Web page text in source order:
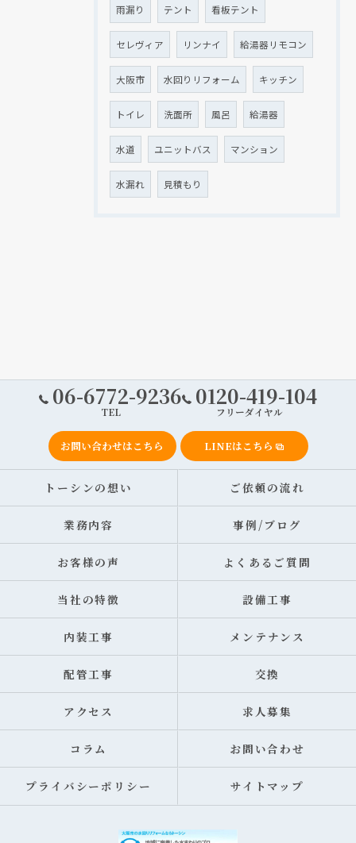
雨漏り テント 看板テント
セレヴィア リンナイ 給湯器リモコン
大阪市 水回りリフォーム キッチン
トイレ 洗面所 風呂 給湯器
水道 ユニットバス マンション
水漏れ 見積もり
06-6772-9236
TEL
0120-419-104
フリーダイヤル
お問い合わせはこちら LINEはこちら
トーシンの想い ご依頼の流れ
業務内容 事例/ブログ
お客様の声 よくあるご質問
当社の特徴 設備工事
内装工事 メンテナンス
配管工事 交換
アクセス 求人募集
コラム お問い合わせ
プライバシーポリシー サイトマップ